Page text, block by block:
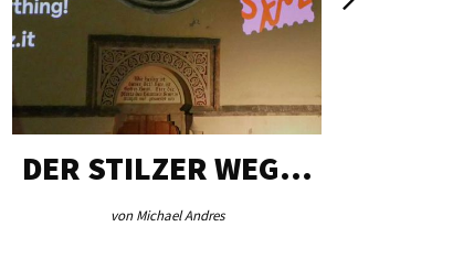
DER STILZER WEG…
von Michael Andres